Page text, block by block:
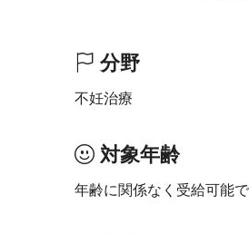
分野
不妊治療
対象年齢
年齢に関係なく受給可能で